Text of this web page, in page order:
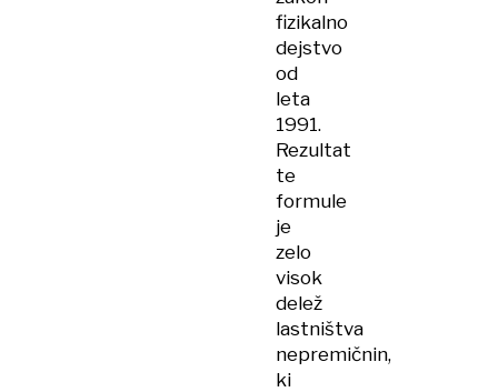
fizikalno
dejstvo
od
leta
1991.
Rezultat
te
formule
je
zelo
visok
delež
lastništva
nepremičnin,
ki